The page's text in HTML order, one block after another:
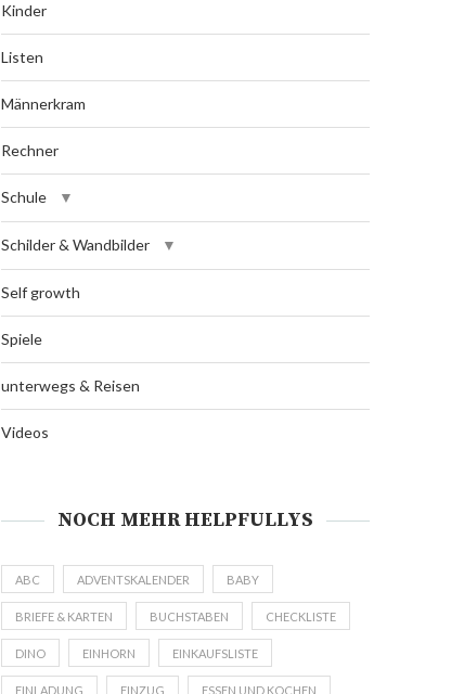
Kinder
Listen
Männerkram
Rechner
Schule
Schilder & Wandbilder
Self growth
Spiele
unterwegs & Reisen
Videos
NOCH MEHR HELPFULLYS
ABC ADVENTSKALENDER BABY
BRIEFE & KARTEN BUCHSTABEN CHECKLISTE
DINO EINHORN EINKAUFSLISTE
EINLADUNG EINZUG ESSEN UND KOCHEN